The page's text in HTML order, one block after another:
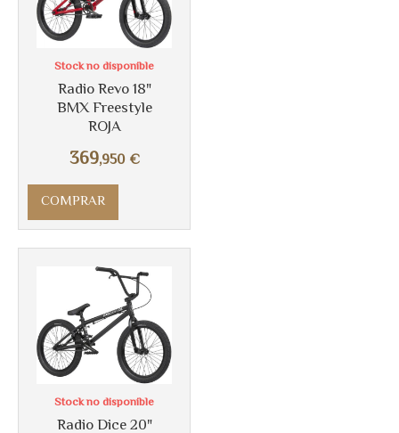
Radio Revo 18"
BMX Freestyle
ROJA
369,950 €
Stock no disponible
COMPRAR
Radio Dice 20"
Stock no disponible
Más info